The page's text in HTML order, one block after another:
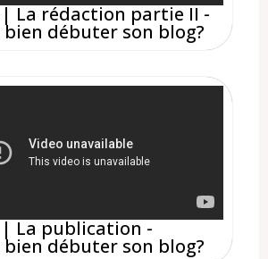
| La rédaction partie II -
débuter son blog?
| La publication -
débuter son blog?